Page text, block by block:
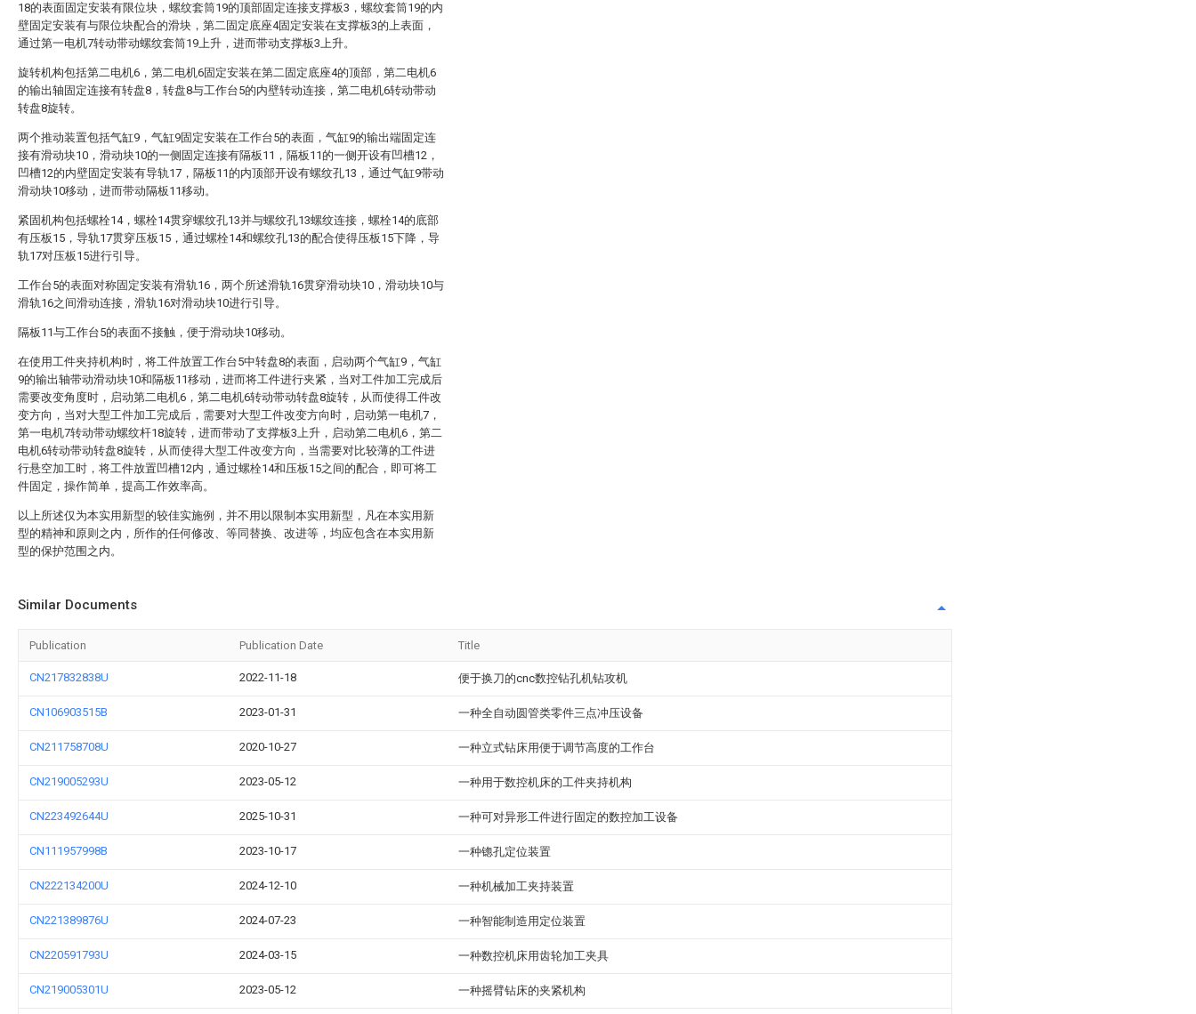
18的表面固定安装有限位块，螺纹套筒19的顶部固定连接支撑板3，螺纹套筒19的内
壁固定安装有与限位块配合的滑块，第二固定底座4固定安装在支撑板3的上表面，
通过第一电机7转动带动螺纹套筒19上升，进而带动支撑板3上升。
旋转机构包括第二电机6，第二电机6固定安装在第二固定底座4的顶部，第二电机6
的输出轴固定连接有转盘8，转盘8与工作台5的内壁转动连接，第二电机6转动带动
转盘8旋转。
两个推动装置包括气缸9，气缸9固定安装在工作台5的表面，气缸9的输出端固定连
接有滑动块10，滑动块10的一侧固定连接有隔板11，隔板11的一侧开设有凹槽12，
凹槽12的内壁固定安装有导轨17，隔板11的内顶部开设有螺纹孔13，通过气缸9带动
滑动块10移动，进而带动隔板11移动。
紧固机构包括螺栓14，螺栓14贯穿螺纹孔13并与螺纹孔13螺纹连接，螺栓14的底部
有压板15，导轨17贯穿压板15，通过螺栓14和螺纹孔13的配合使得压板15下降，导
轨17对压板15进行引导。
工作台5的表面对称固定安装有滑轨16，两个所述滑轨16贯穿滑动块10，滑动块10与
滑轨16之间滑动连接，滑轨16对滑动块10进行引导。
隔板11与工作台5的表面不接触，便于滑动块10移动。
在使用工件夹持机构时，将工件放置工作台5中转盘8的表面，启动两个气缸9，气缸
9的输出轴带动滑动块10和隔板11移动，进而将工件进行夹紧，当对工件加工完成后
需要改变角度时，启动第二电机6，第二电机6转动带动转盘8旋转，从而使得工件改
变方向，当对大型工件加工完成后，需要对大型工件改变方向时，启动第一电机7，
第一电机7转动带动螺纹杆18旋转，进而带动了支撑板3上升，启动第二电机6，第二
电机6转动带动转盘8旋转，从而使得大型工件改变方向，当需要对比较薄的工件进
行悬空加工时，将工件放置凹槽12内，通过螺栓14和压板15之间的配合，即可将工
件固定，操作简单，提高工作效率高。
以上所述仅为本实用新型的较佳实施例，并不用以限制本实用新型，凡在本实用新
型的精神和原则之内，所作的任何修改、等同替换、改进等，均应包含在本实用新
型的保护范围之内。
Similar Documents
Publication Publication Date Title
CN217832838U 2022-11-18 便于换刀的cnc数控钻孔机钻攻机
CN106903515B 2023-01-31 一种全自动圆管类零件三点冲压设备
CN211758708U 2020-10-27 一种立式钻床用便于调节高度的工作台
CN219005293U 2023-05-12 一种用于数控机床的工件夹持机构
CN223492644U 2025-10-31 一种可对异形工件进行固定的数控加工设备
CN111957998B 2023-10-17 一种锪孔定位装置
CN222134200U 2024-12-10 一种机械加工夹持装置
CN221389876U 2024-07-23 一种智能制造用定位装置
CN220591793U 2024-03-15 一种数控机床用齿轮加工夹具
CN219005301U 2023-05-12 一种摇臂钻床的夹紧机构